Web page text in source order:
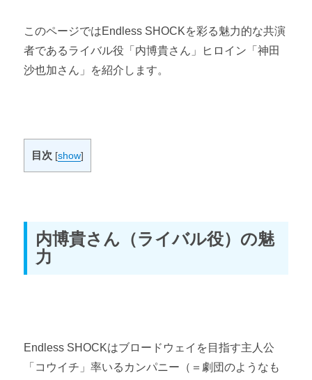
このページではEndless SHOCKを彩る魅力的な共演
者であるライバル役「内博貴さん」ヒロイン「神田
沙也加さん」を紹介します。
目次 [show]
内博貴さん（ライバル役）の魅
力
Endless SHOCKはブロードウェイを目指す主人公
「コウイチ」率いるカンパニー（＝劇団のようなも